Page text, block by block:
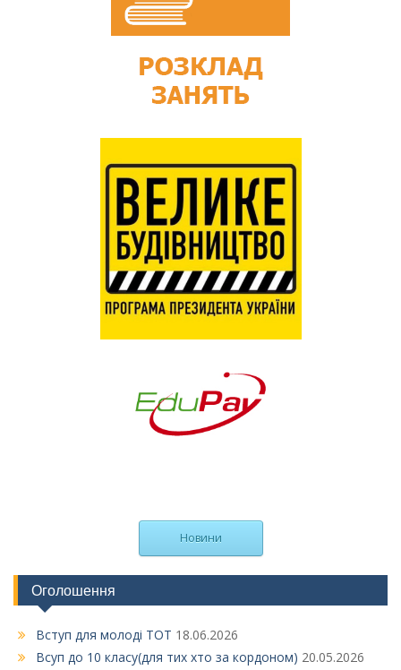
Новини
Оголошення
Вступ для молоді ТОТ 18.06.2026
Всуп до 10 класу(для тих хто за кордоном) 20.05.2026